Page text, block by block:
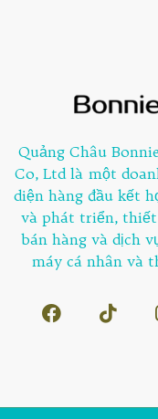
Quảng Châu
Co, Ltd là một
diện hàng đầu kết
và phát triển, thiết
bán hàng và dịch
máy cá nhân và